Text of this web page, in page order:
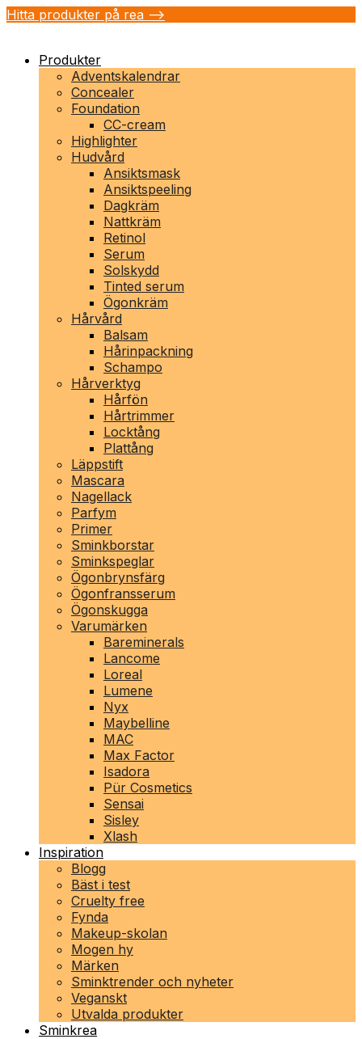
Hitta produkter på rea -->
Produkter
Adventskalendrar
Concealer
Foundation
CC-cream
Highlighter
Hudvård
Ansiktsmask
Ansiktspeeling
Dagkräm
Nattkräm
Retinol
Serum
Solskydd
Tinted serum
Ögonkräm
Hårvård
Balsam
Hårinpackning
Schampo
Hårverktyg
Hårfön
Hårtrimmer
Locktång
Plattång
Läppstift
Mascara
Nagellack
Parfym
Primer
Sminkborstar
Sminkspeglar
Ögonbrynsfärg
Ögonfransserum
Ögonskugga
Varumärken
Bareminerals
Lancome
Loreal
Lumene
Nyx
Maybelline
MAC
Max Factor
Isadora
Pür Cosmetics
Sensai
Sisley
Xlash
Inspiration
Blogg
Bäst i test
Cruelty free
Fynda
Makeup-skolan
Mogen hy
Märken
Sminktrender och nyheter
Veganskt
Utvalda produkter
Sminkrea